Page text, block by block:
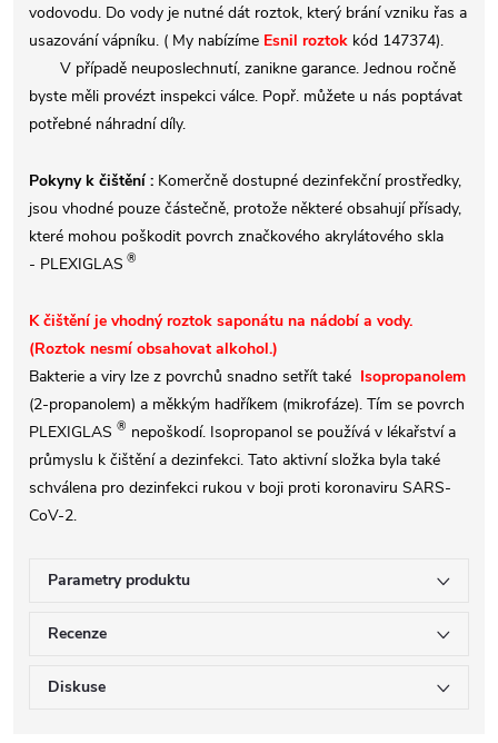
vodovodu. Do vody je nutné dát roztok, který brání vzniku řas a
usazování vápníku. ( My nabízíme Esnil roztok kód 147374).
V případě neuposlechnutí, zanikne garance. Jednou ročně
byste měli provézt inspekci válce. Popř. můžete u nás poptávat
potřebné náhradní díly.
Pokyny k čištění : Komerčně dostupné dezinfekční prostředky,
jsou vhodné pouze částečně, protože některé obsahují přísady,
které mohou poškodit povrch značkového akrylátového skla
- PLEXIGLAS ®
K čištění je vhodný roztok saponátu na nádobí a vody.
(Roztok nesmí obsahovat alkohol.)
Bakterie a viry lze z povrchů snadno setřít také Isopropanolem
(2-propanolem) a měkkým hadříkem (mikrofáze). Tím se povrch
PLEXIGLAS ® nepoškodí. Isopropanol se používá v lékařství a
průmyslu k čištění a dezinfekci. Tato aktivní složka byla také
schválena pro dezinfekci rukou v boji proti koronaviru SARS-
CoV-2.
Parametry produktu
Recenze
Diskuse